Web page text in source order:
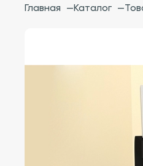
Главная —Каталог —